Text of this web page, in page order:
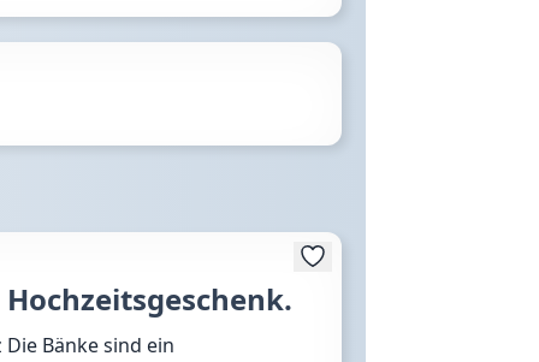
Bänke sind ein